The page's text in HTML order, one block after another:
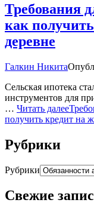
Требования
как
деревне
Галкин Никита
Сельская ипотека
инструментов для
… Читать далее
получить кредит на
Рубрики
Рубрики
Свежие